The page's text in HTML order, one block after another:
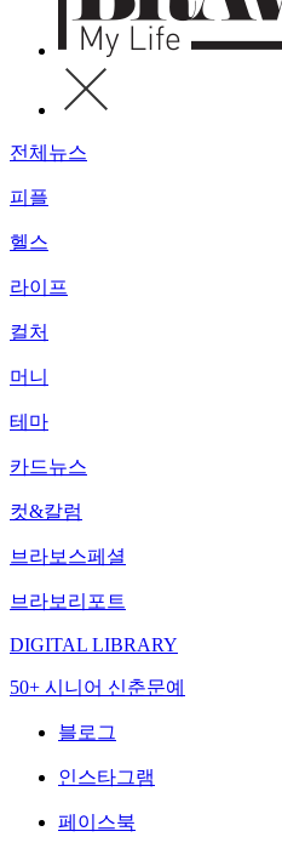
전체뉴스
피플
헬스
라이프
컬처
머니
테마
카드뉴스
컷&칼럼
브라보스페셜
브라보리포트
DIGITAL LIBRARY
50+ 시니어 신춘문예
블로그
인스타그램
페이스북